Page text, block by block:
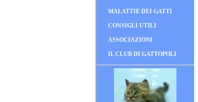
MALATTIE DEI GATTI
CONSIGLI UTILI
ASSOCIAZIONI
IL CLUB DI GATTOPOLI